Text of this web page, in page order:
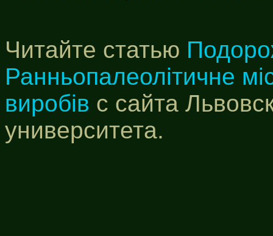
Читайте статью
Ранньопалеолітичне
виробів с сайта
университета.